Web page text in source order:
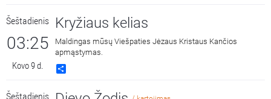
Šeštadienis
03:25
Kovo 9 d.
Kryžiaus kelias
Maldingas mūsų Viešpaties Jėzaus Kristaus Kančios
apmąstymas.
Šeštadienis